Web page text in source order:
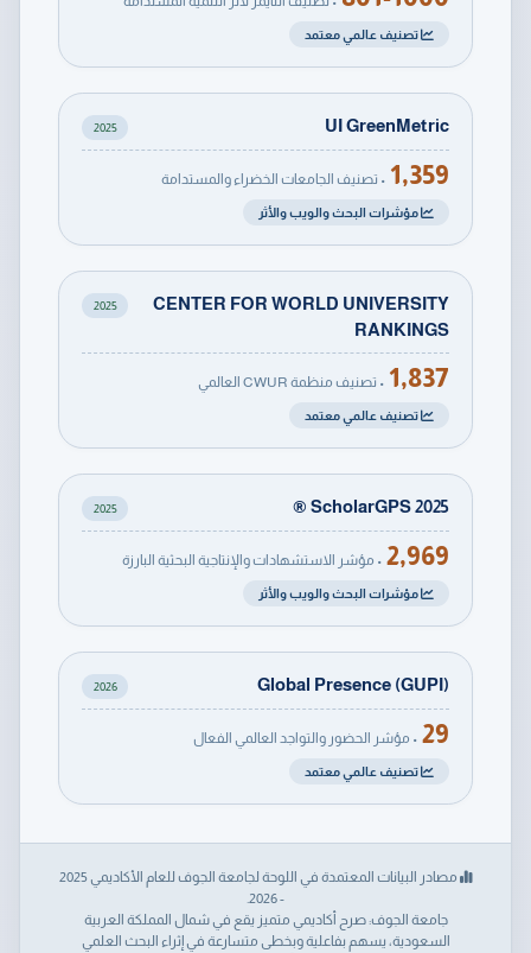
تصنيف عالمي معتمد
UI GreenMetric
2025
1,359 • تصنيف الجامعات الخضراء والمستدامة
مؤشرات البحث والويب والأثر
CENTER FOR WORLD UNIVERSITY
RANKINGS
2025
1,837 • تصنيف منظمة CWUR العالمي
تصنيف عالمي معتمد
ScholarGPS 2025 ®
2025
2,969 • مؤشر الاستشهادات والإنتاجية البحثية البارزة
مؤشرات البحث والويب والأثر
Global Presence (GUPI)
2026
29 • مؤشر الحضور والتواجد العالمي الفعال
تصنيف عالمي معتمد
مصادر البيانات المعتمدة في اللوحة لجامعة الجوف للعام الأكاديمي 2025
- 2026.
جامعة الجوف: صرح أكاديمي متميز يقع في شمال المملكة العربية
السعودية، يسهم بفاعلية وبخطى متسارعة في إثراء البحث العلمي